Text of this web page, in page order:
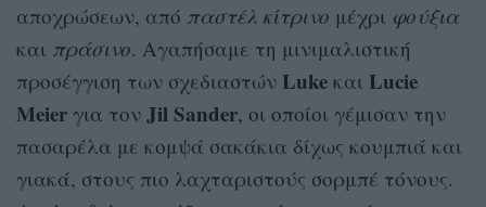
αποχρώσεων, από παστέλ κίτρινο μέχρι φούξια
και πράσινο. Αγαπήσαμε τη μινιμαλιστική
προσέγγιση των σχεδιαστών Luke και Lucie
Meier για τον Jil Sander, οι οποίοι γέμισαν την
πασαρέλα με κομψά σακάκια δίχως κουμπιά και
γιακά, στους πιο λαχταριστούς σορμπέ τόνους.